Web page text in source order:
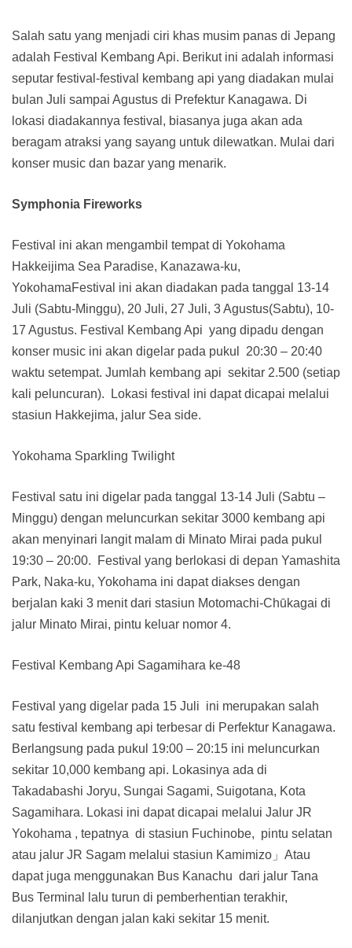
Salah satu yang menjadi ciri khas musim panas di Jepang
adalah Festival Kembang Api. Berikut ini adalah informasi
seputar festival-festival kembang api yang diadakan mulai
bulan Juli sampai Agustus di Prefektur Kanagawa. Di
lokasi diadakannya festival, biasanya juga akan ada
beragam atraksi yang sayang untuk dilewatkan. Mulai dari
konser music dan bazar yang menarik.
Symphonia Fireworks
Festival ini akan mengambil tempat di Yokohama
Hakkeijima Sea Paradise, Kanazawa-ku,
YokohamaFestival ini akan diadakan pada tanggal 13-14
Juli (Sabtu-Minggu), 20 Juli, 27 Juli, 3 Agustus(Sabtu), 10-
17 Agustus. Festival Kembang Api yang dipadu dengan
konser music ini akan digelar pada pukul 20:30 – 20:40
waktu setempat. Jumlah kembang api sekitar 2.500 (setiap
kali peluncuran). Lokasi festival ini dapat dicapai melalui
stasiun Hakkejima, jalur Sea side.
Yokohama Sparkling Twilight
Festival satu ini digelar pada tanggal 13-14 Juli (Sabtu –
Minggu) dengan meluncurkan sekitar 3000 kembang api
akan menyinari langit malam di Minato Mirai pada pukul
19:30 – 20:00. Festival yang berlokasi di depan Yamashita
Park, Naka-ku, Yokohama ini dapat diakses dengan
berjalan kaki 3 menit dari stasiun Motomachi-Chūkagai di
jalur Minato Mirai, pintu keluar nomor 4.
Festival Kembang Api Sagamihara ke-48
Festival yang digelar pada 15 Juli ini merupakan salah
satu festival kembang api terbesar di Perfektur Kanagawa.
Berlangsung pada pukul 19:00 – 20:15 ini meluncurkan
sekitar 10,000 kembang api. Lokasinya ada di
Takadabashi Joryu, Sungai Sagami, Suigotana, Kota
Sagamihara. Lokasi ini dapat dicapai melalui Jalur JR
Yokohama , tepatnya di stasiun Fuchinobe, pintu selatan
atau jalur JR Sagam melalui stasiun Kamimizo」Atau
dapat juga menggunakan Bus Kanachu dari jalur Tana
Bus Terminal lalu turun di pemberhentian terakhir,
dilanjutkan dengan jalan kaki sekitar 15 menit.